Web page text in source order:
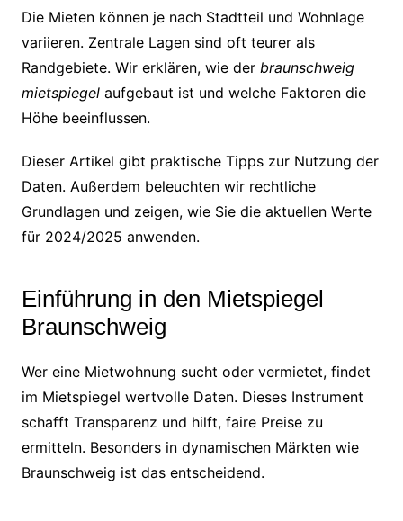
Die Mieten können je nach Stadtteil und Wohnlage
variieren. Zentrale Lagen sind oft teurer als
Randgebiete. Wir erklären, wie der braunschweig
mietspiegelaufgebaut ist und welche Faktoren die
Höhe beeinflussen.
Dieser Artikel gibt praktische Tipps zur Nutzung der
Daten. Außerdem beleuchten wir rechtliche
Grundlagen und zeigen, wie Sie die aktuellen Werte
für 2024/2025 anwenden.
Einführung in den Mietspiegel
Braunschweig
Wer eine Mietwohnung sucht oder vermietet, findet
im Mietspiegel wertvolle Daten. Dieses Instrument
schafft Transparenz und hilft, faire Preise zu
ermitteln. Besonders in dynamischen Märkten wie
Braunschweig ist das entscheidend.